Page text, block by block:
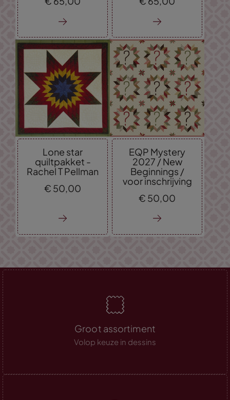
Lone star
quiltpakket -
Rachel T Pellman
€ 50, 00
EQP Mystery
2027 / New
Beginnings /
voor inschrijving
€ 50, 00
Groot assortiment
Volop keuze in dessins